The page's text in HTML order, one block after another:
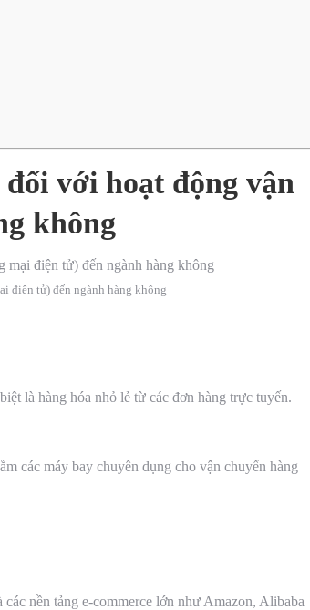
với hoạt động vận
không
điện tử) đến ngành hàng không
là hàng hóa nhỏ lẻ từ các đơn hàng trực tuyến.
các máy bay chuyên dụng cho vận chuyển hàng
nền tảng e-commerce lớn như Amazon, Alibaba